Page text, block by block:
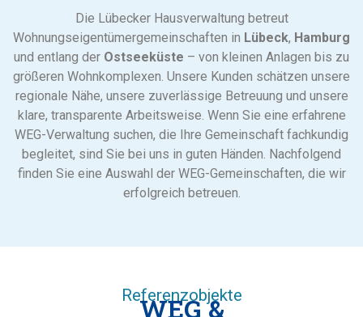
Die Lübecker Hausverwaltung betreut
Wohnungseigentümergemeinschaften in Lübeck, Hamburg
und entlang der Ostseeküste – von kleinen Anlagen bis zu
größeren Wohnkomplexen. Unsere Kunden schätzen unsere
regionale Nähe, unsere zuverlässige Betreuung und unsere
klare, transparente Arbeitsweise. Wenn Sie eine erfahrene
WEG-Verwaltung suchen, die Ihre Gemeinschaft fachkundig
begleitet, sind Sie bei uns in guten Händen. Nachfolgend
finden Sie eine Auswahl der WEG-Gemeinschaften, die wir
erfolgreich betreuen.
Referenzobjekte
WEG &